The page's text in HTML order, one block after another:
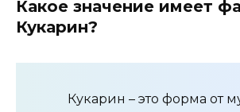
Какое значение имеет
Кукарин?
Кукарин – это форма от